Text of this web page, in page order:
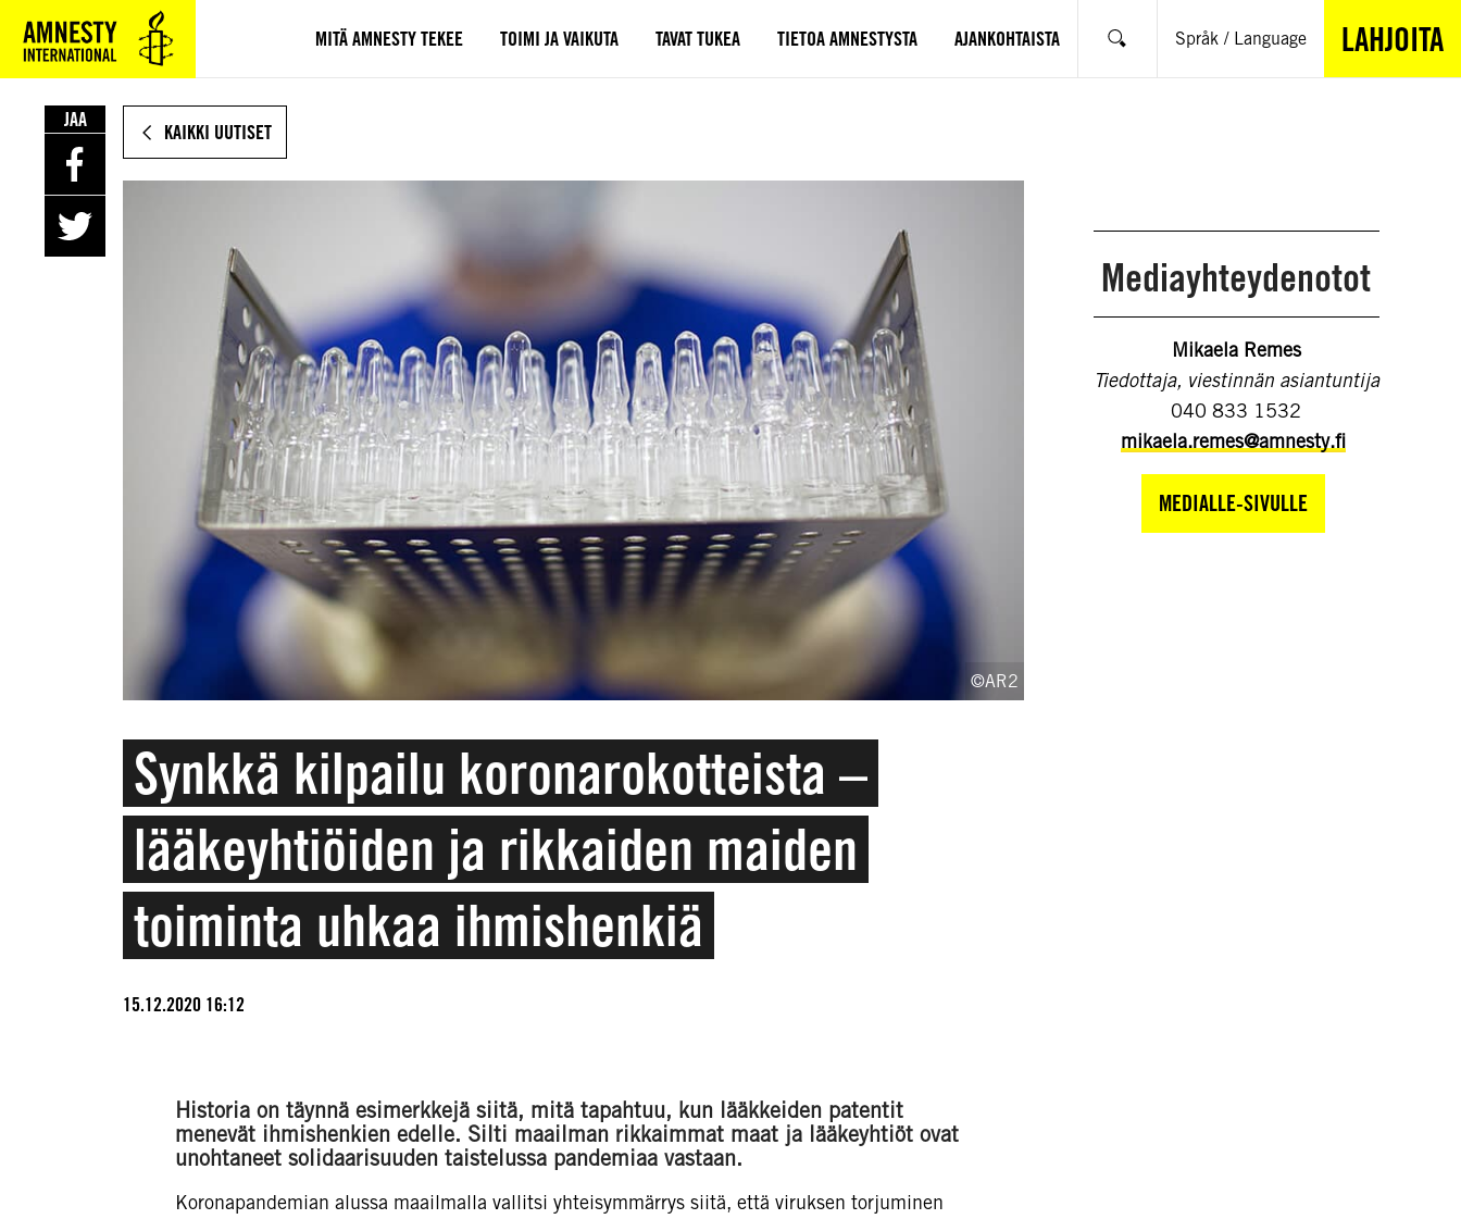
VARSINAISEEN
SISÄLTÖÖN
MITÄ AMNESTY TEKEE TOIMI JA VAIKUTA TAVAT TUKEA TIETOA AMNESTYSTA AJANKOHTAISTA Hae Språk / Language LAHJOITA
KAIKKI UUTISET
©AR2
Synkkä kilpailu koronarokotteista –
lääkeyhtiöiden ja rikkaiden maiden
toiminta uhkaa ihmishenkiä
15.12.2020 16:12
Historia on täynnä esimerkkejä siitä, mitä tapahtuu, kun lääkkeiden patentit
menevät ihmishenkien edelle. Silti maailman rikkaimmat maat ja lääkeyhtiöt ovat
unohtaneet solidaarisuuden taistelussa pandemiaa vastaan.
Koronapandemian alussa maailmalla vallitsi yhteisymmärrys siitä, että viruksen torjuminen
JAA
Mediayhteydenotot
Mikaela Remes
Tiedottaja, viestinnän asiantuntija
040 833 1532
mikaela.remes@amnesty.fi
MEDIALLE-SIVULLE